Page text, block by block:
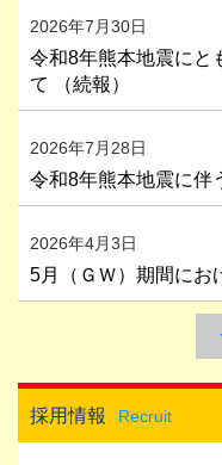
2026年7月30日
令和8年熊本地震にと
て （続報）
2026年7月28日
令和8年熊本地震に伴
2026年4月3日
5月（ＧＷ）期間にお
採用情報 Recruit